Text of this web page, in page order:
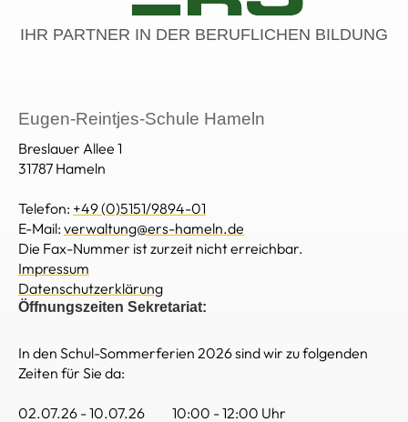
IHR PARTNER IN DER BERUFLICHEN BILDUNG
Eugen-Reintjes-Schule Hameln
Breslauer Allee 1
31787 Hameln
Telefon: +49 (0)5151/9894-01
E-Mail: verwaltung@ers-hameln.de
Die Fax-Nummer ist zurzeit nicht erreichbar.
Impressum
Datenschutzerklärung
Öffnungszeiten Sekretariat:
In den Schul-Sommerferien 2026 sind wir zu folgenden
Zeiten für Sie da:
02.07.26 - 10.07.26 10:00 - 12:00 Uhr